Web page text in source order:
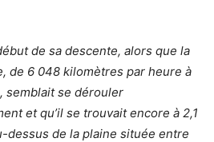
de sa descente, alors que la
de 6 048 kilomètres par heure à
semblait se dérouler
et qu’il se trouvait encore à 2,1
dessus de la plaine située entre